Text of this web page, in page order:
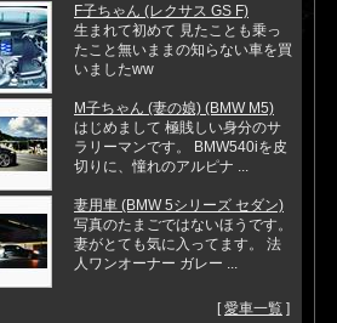
F子ちゃん (レクサス GS F)
生まれて初めて 見たことも乗っ
たこと無いままの知らない車を買
いましたww
M子ちゃん (妻の娘) (BMW M5)
はじめまして 極賎しい身分のサ
ラリーマンです。 BMW540iを皮
切りに、憧れのアルピナ ...
妻用車 (BMW 5シリーズ セダン)
写真のたまごではないほうです。
妻がとても気に入ってます。 法
人ワンオーナー ガレー ...
[愛車一覧 ]